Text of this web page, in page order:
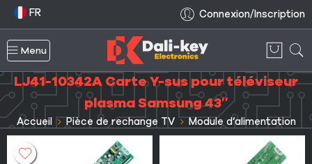
FR Connexion/Inscription
Menu
LJ41-10342A Carte Y-sus pour téléviseur
plasma Samsung 43″
Accueil Pièce de rechange TV Module d’alimentation